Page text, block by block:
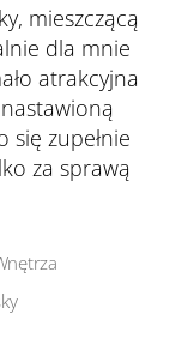
mieszczącą
dla mnie
atrakcyjna
się zupełnie
za sprawą